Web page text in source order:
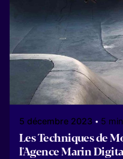
5 décembre 2023 5
Les Techniques de
l'Agence Marin